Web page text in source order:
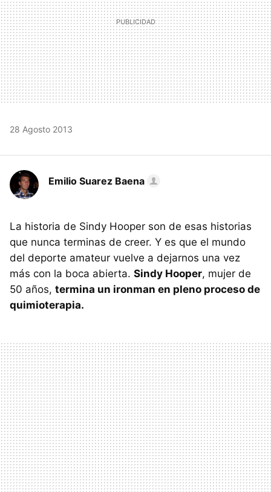
28 Agosto 2013
Emilio Suarez Baena
La historia de Sindy Hooper son de esas historias
que nunca terminas de creer. Y es que el mundo
del deporte amateur vuelve a dejarnos una vez
más con la boca abierta. Sindy Hooper, mujer de
50 años, termina un ironman en pleno proceso de
quimioterapia.